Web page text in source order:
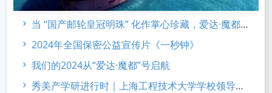
当 “国产邮轮皇冠明珠” 化作掌心珍藏，爱达·魔都 合金系列 新品发布
2024年全国保密公益宣传片《一秒钟》
我们的2024从“爱达·魔都”号启航
秀美产学研进行时｜上海工程技术大学学校领导访企考察